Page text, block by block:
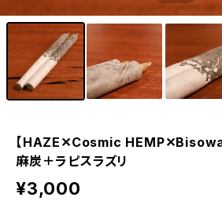
【HAZE✕Cosmic
麻炭＋ラピスラズリ
¥3,000